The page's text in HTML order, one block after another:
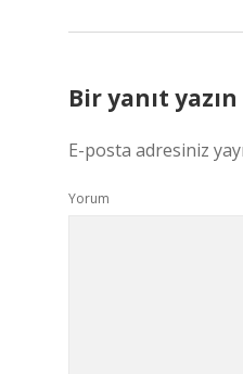
Bir yanıt yazın
E-posta adresiniz
Yorum